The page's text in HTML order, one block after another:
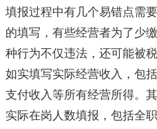
填报过程中有几个易错点需
的填写，有些经营者为了少
种行为不仅违法，还可能被
如实填写实际经营收入，包
支付收入等所有经营所得。
实际在岗人数填报，包括全